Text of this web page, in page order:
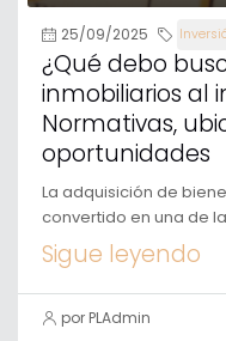
25/09/2025
¿Qué debo
inmobiliarios al
Normativas,
oportunidades
La adquisición de
convertido en una de
Sigue leyendo
por PLAdmin